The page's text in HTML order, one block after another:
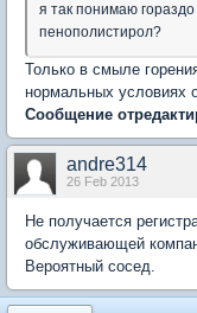
я так понимаю
пенополистирол?
Только в смыле
нормальных условиях
Сообщение
andre314
26 Feb 2013
Не получается
обслуживающей
Вероятный сосед.